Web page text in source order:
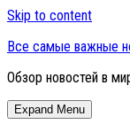
Skip to content
Все самые важные
Обзор новостей в
Expand Menu